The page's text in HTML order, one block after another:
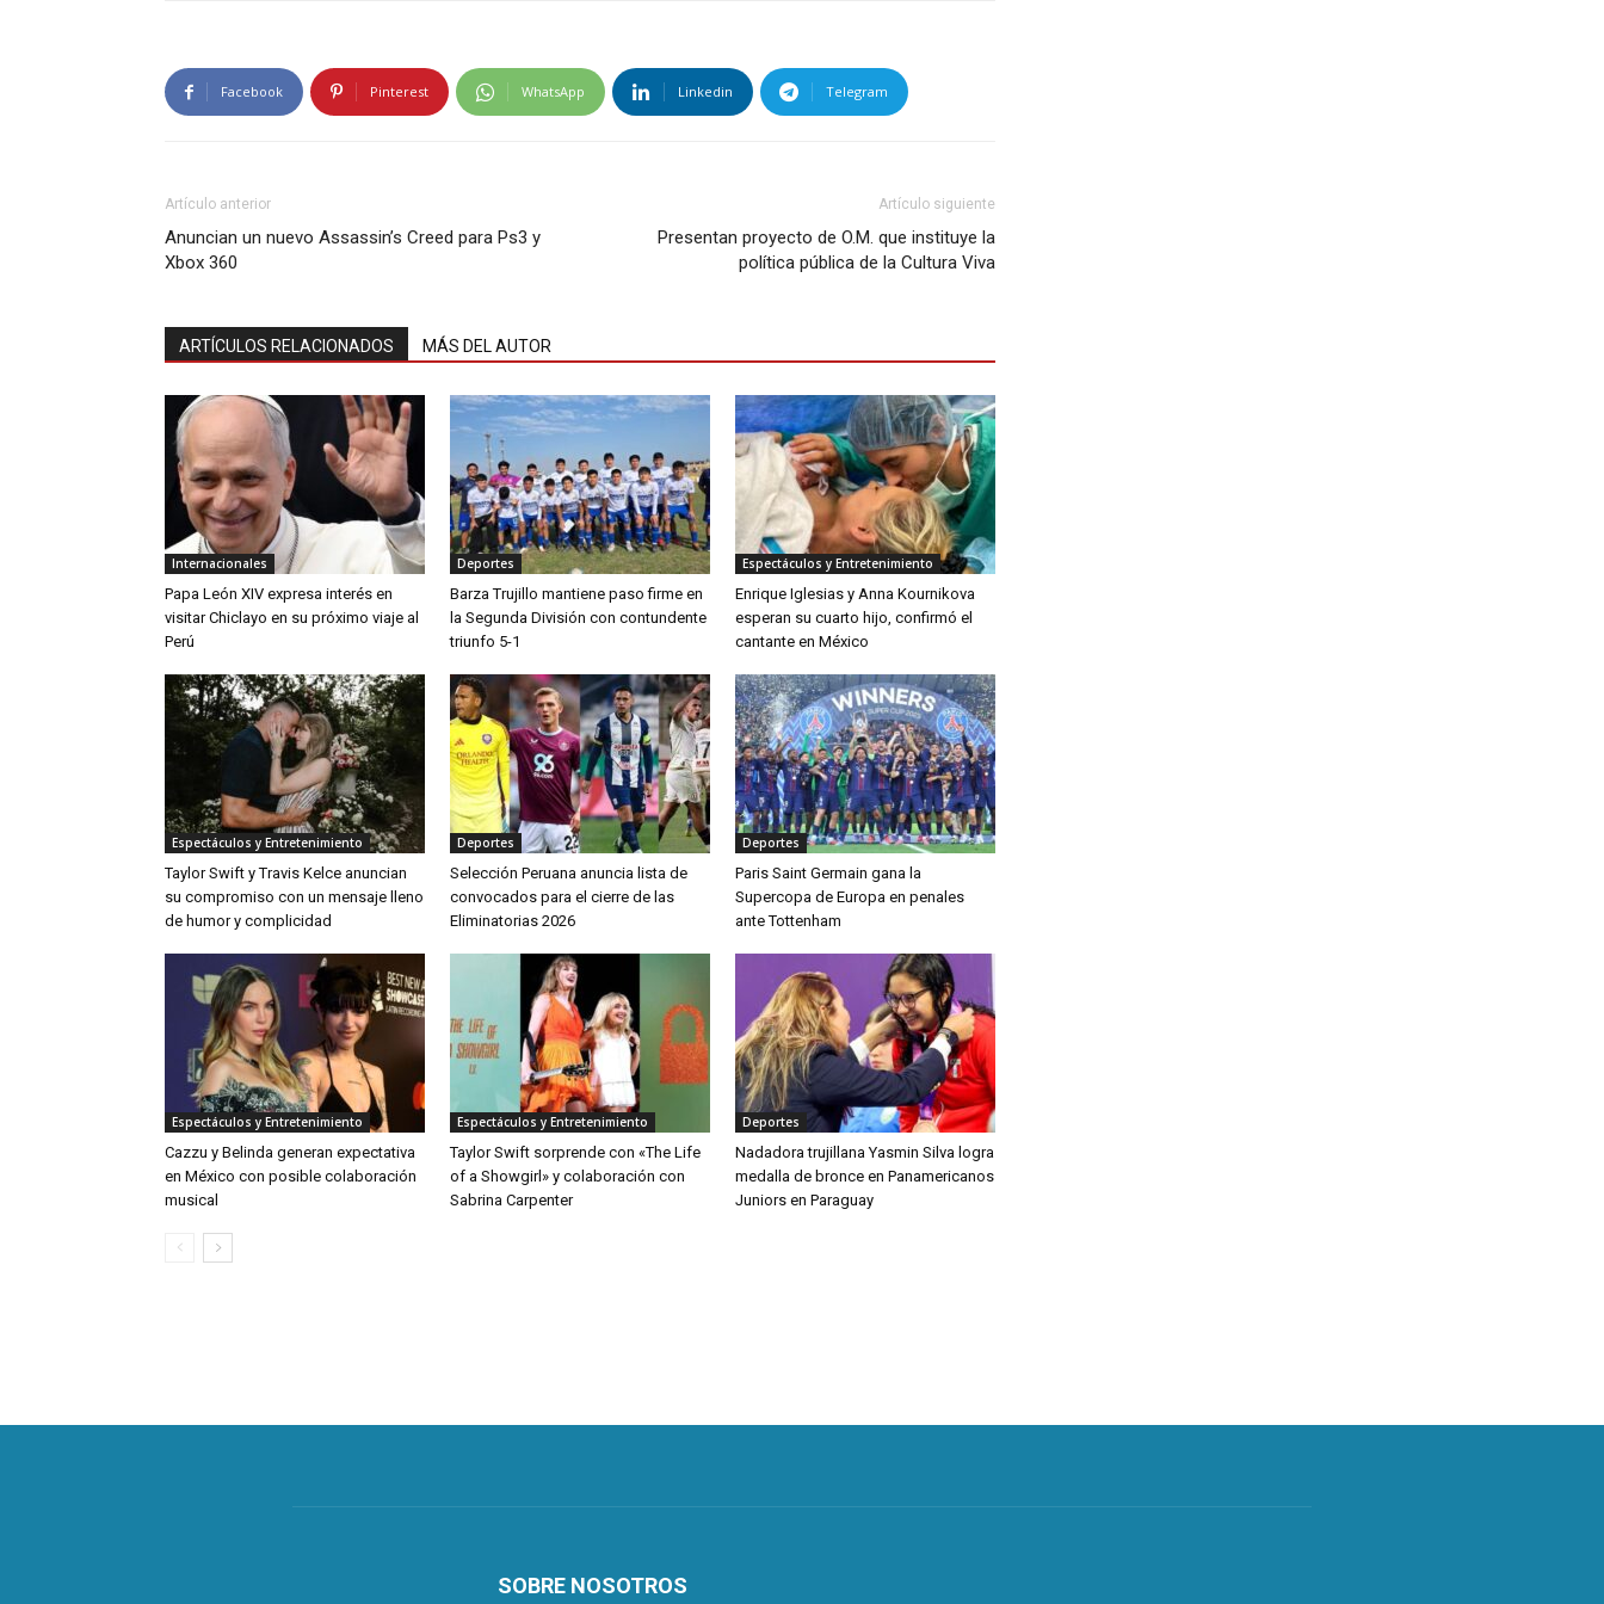
Facebook Pinterest WhatsApp Linkedin Telegram
Artículo anterior
Anuncian un nuevo Assassin’s Creed para Ps3 y
Xbox 360
Artículo siguiente
Presentan proyecto de O.M. que instituye la
política pública de la Cultura Viva
ARTÍCULOS RELACIONADOS MÁS DEL AUTOR
Internacionales
Papa León XIV expresa interés en
visitar Chiclayo en su próximo viaje al
Perú
Deportes
Barza Trujillo mantiene paso firme en
la Segunda División con contundente
triunfo 5-1
Espectáculos y Entretenimiento
Enrique Iglesias y Anna Kournikova
esperan su cuarto hijo, confirmó el
cantante en México
Espectáculos y Entretenimiento
Taylor Swift y Travis Kelce anuncian
su compromiso con un mensaje lleno
de humor y complicidad
Deportes
Selección Peruana anuncia lista de
convocados para el cierre de las
Eliminatorias 2026
Deportes
Paris Saint Germain gana la
Supercopa de Europa en penales
ante Tottenham
Espectáculos y Entretenimiento
Cazzu y Belinda generan expectativa
en México con posible colaboración
musical
Espectáculos y Entretenimiento
Taylor Swift sorprende con «The Life
of a Showgirl» y colaboración con
Sabrina Carpenter
Deportes
Nadadora trujillana Yasmin Silva logra
medalla de bronce en Panamericanos
Juniors en Paraguay
SOBRE NOSOTROS